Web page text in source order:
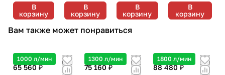
всасывающ
ий 3
В
корзину
всасывающ
ий 4 дюйма
В
корзину
всасывающ
ий 2дюйма
В
корзину
всасывающ
ий 1.5
В
корзину
Вам также может понравиться
1000 л/мин
65 560 ₽
1300 л/мин
75 160 ₽
1800 л/мин
88 480 ₽